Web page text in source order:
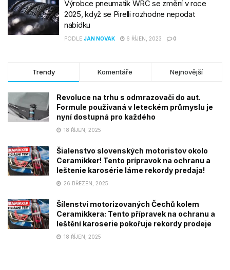
Výrobce pneumatik WRC se změní v roce
2025, když se Pirelli rozhodne nepodat
nabídku
PODLE JAN NOVAK 6 ŘÍJEN, 2023 0
Trendy Komentáře Nejnovější
Revoluce na trhu s odmrazovači do aut.
Formule používaná v leteckém průmyslu je
nyní dostupná pro každého
18 ŘÍJEN, 2025
Šialenstvo slovenských motoristov okolo
Ceramikker! Tento prípravok na ochranu a
leštenie karosérie láme rekordy predaja!
26 BŘEZEN, 2025
Šílenství motorizovaných Čechů kolem
Ceramikkera: Tento přípravek na ochranu a
leštění karoserie pokořuje rekordy prodeje
18 ŘÍJEN, 2025